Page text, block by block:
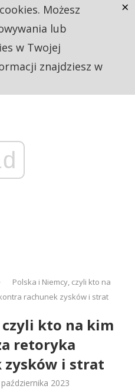
Polska i Niemcy, czyli kto na
rachunek zysków i strat
kto na kim
retoryka
i strat
2023
Możesz
lub
w Twojej
znajdziesz w
×